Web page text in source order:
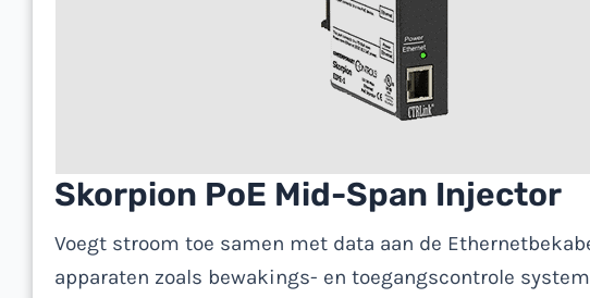
Voed een enkel
Skorpion PoE Mid-Span Injector
Voegt stroom toe samen met data aan de
apparaten zoals bewakings- en toegangscontrole